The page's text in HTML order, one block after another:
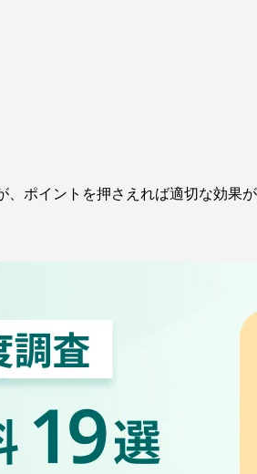
ポイントを押さえれば適切な効